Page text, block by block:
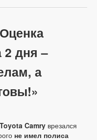
2 дня –
а
Toyota Camry врезался
не имел полиса